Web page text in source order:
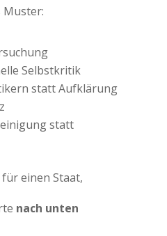
Selbstkritik
statt Aufklärung
statt
einen Staat,
nach unten